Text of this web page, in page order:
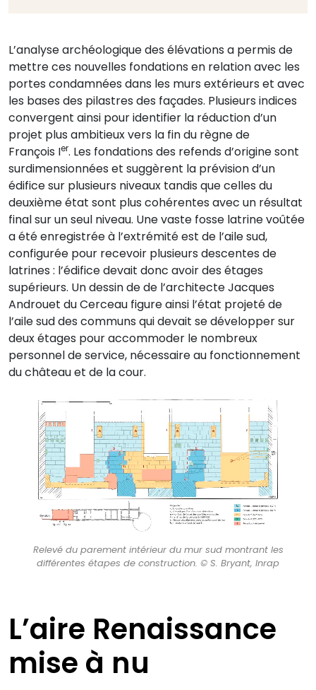
L’analyse archéologique des élévations a permis de
mettre ces nouvelles fondations en relation avec les
portes condamnées dans les murs extérieurs et avec
les bases des pilastres des façades. Plusieurs indices
convergent ainsi pour identifier la réduction d’un
projet plus ambitieux vers la fin du règne de
François Ier. Les fondations des refends d’origine sont
surdimensionnées et suggèrent la prévision d’un
édifice sur plusieurs niveaux tandis que celles du
deuxième état sont plus cohérentes avec un résultat
final sur un seul niveau. Une vaste fosse latrine voûtée
a été enregistrée à l’extrémité est de l’aile sud,
configurée pour recevoir plusieurs descentes de
latrines : l’édifice devait donc avoir des étages
supérieurs. Un dessin de de l’architecte Jacques
Androuet du Cerceau figure ainsi l’état projeté de
l’aile sud des communs qui devait se développer sur
deux étages pour accommoder le nombreux
personnel de service, nécessaire au fonctionnement
du château et de la cour.
Relevé du parement intérieur du mur sud montrant les
différentes étapes de construction. © S. Bryant, Inrap
L’aire Renaissance
mise à nu